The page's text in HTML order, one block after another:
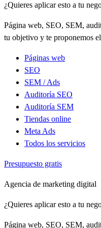
¿Quieres aplicar esto a tu
Página web, SEO, SEM,
tu objetivo y te proponemos
Páginas web
SEO
SEM / Ads
Auditoría SEO
Auditoría SEM
Tiendas online
Meta Ads
Todos los servicios
Presupuesto gratis
Agencia de marketing digital
¿Quieres aplicar esto a tu
Página web, SEO, SEM,